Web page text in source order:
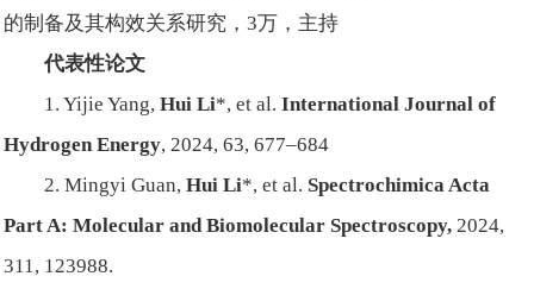
的制备及其构效关系研究，3万，主持
代表性论文
1. Yijie Yang,Hui Li*, et al.International Journal of
Hydrogen Energy, 2024, 63, 677–684
2. Mingyi Guan,Hui Li*, et al. Spectrochimica Acta
Part A: Molecular and Biomolecular Spectroscopy, 2024,
311, 123988.